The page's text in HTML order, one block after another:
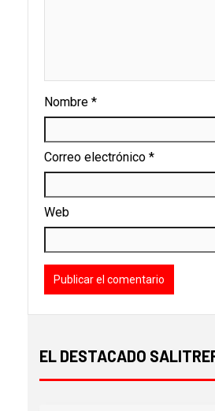
Nombre *
Correo electrónico *
Web
EL DESTACADO